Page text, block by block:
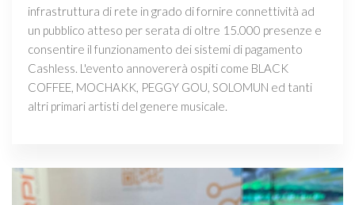
infrastruttura di rete in grado di fornire connettività ad
un pubblico atteso per serata di oltre 15.000 presenze e
consentire il funzionamento dei sistemi di pagamento
Cashless. L'evento annovererà ospiti come BLACK
COFFEE, MOCHAKK, PEGGY GOU, SOLOMUN ed tanti
altri primari artisti del genere musicale.